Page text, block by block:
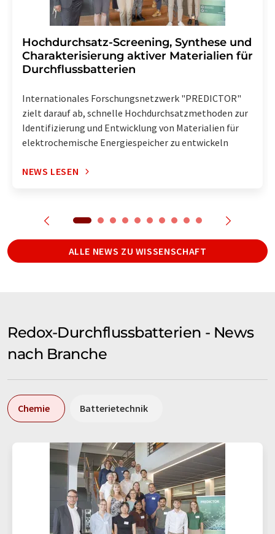
Hochdurchsatz-Screening, Synthese und
Charakterisierung aktiver Materialien für
Durchflussbatterien
Internationales Forschungsnetzwerk "PREDICTOR"
zielt darauf ab, schnelle Hochdurchsatzmethoden zur
Identifizierung und Entwicklung von Materialien für
elektrochemische Energiespeicher zu entwickeln
NEWS LESEN
ALLE NEWS ZU WISSENSCHAFT
Redox-Durchflussbatterien - News
nach Branche
Chemie Batterietechnik